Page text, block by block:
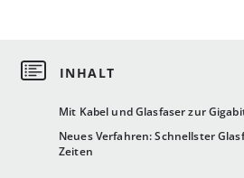
Mit Kabel und Glasfaser zur
Neues Verfahren: Schnellster
Zeiten